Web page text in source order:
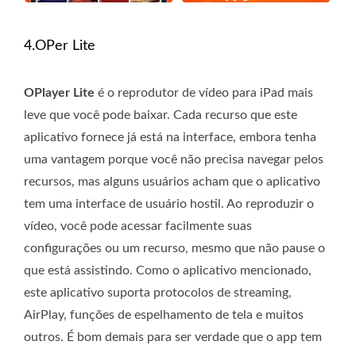
4.OPer Lite
OPlayer Lite é o reprodutor de vídeo para iPad mais
leve que você pode baixar. Cada recurso que este
aplicativo fornece já está na interface, embora tenha
uma vantagem porque você não precisa navegar pelos
recursos, mas alguns usuários acham que o aplicativo
tem uma interface de usuário hostil. Ao reproduzir o
vídeo, você pode acessar facilmente suas
configurações ou um recurso, mesmo que não pause o
que está assistindo. Como o aplicativo mencionado,
este aplicativo suporta protocolos de streaming,
AirPlay, funções de espelhamento de tela e muitos
outros. É bom demais para ser verdade que o app tem